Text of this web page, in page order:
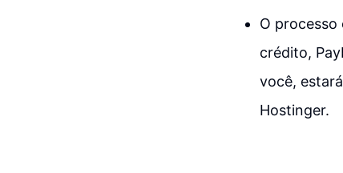
O processo
crédito,
você,
Hostinger.